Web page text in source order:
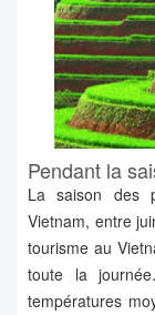
Pendant la
La saison des
Vietnam, entre
tourisme au
toute la
températures